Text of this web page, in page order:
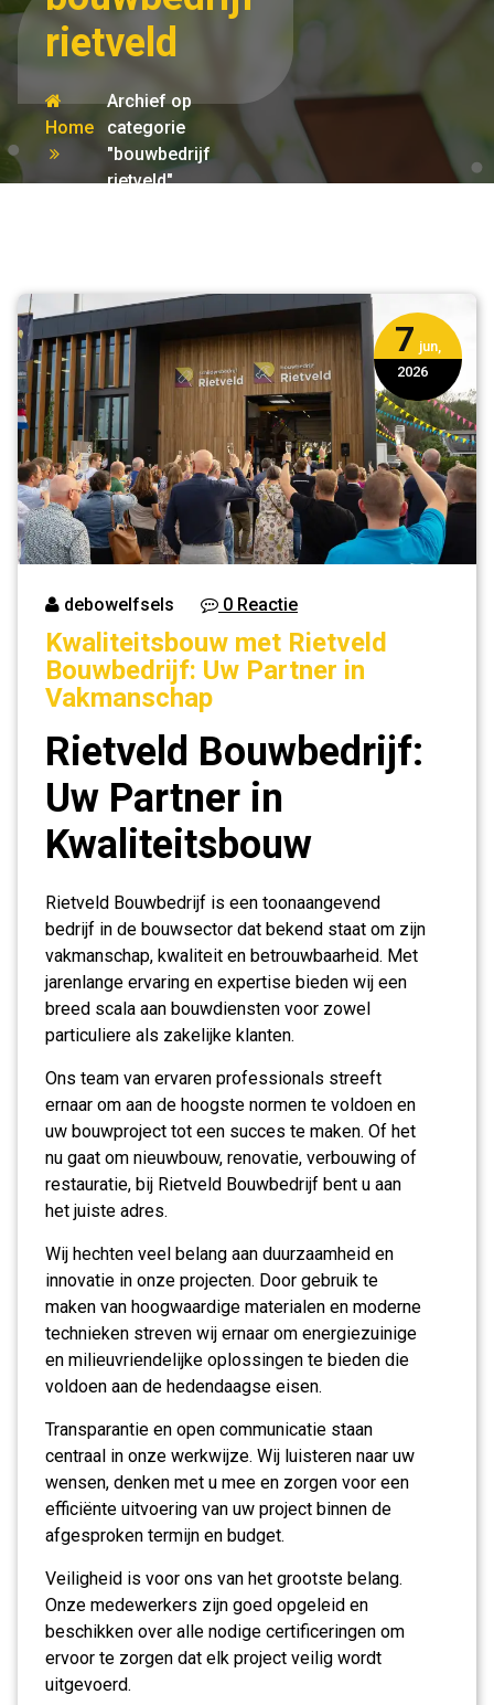
rietveld
Home
Archief op
categorie
"bouwbedrijf
rietveld"
7 jun,
2026
debowelfsels 0 Reactie
Kwaliteitsbouw met Rietveld
Bouwbedrijf: Uw Partner in
Vakmanschap
Rietveld Bouwbedrijf:
Uw Partner in
Kwaliteitsbouw
Rietveld Bouwbedrijf is een toonaangevend
bedrijf in de bouwsector dat bekend staat om zijn
vakmanschap, kwaliteit en betrouwbaarheid. Met
jarenlange ervaring en expertise bieden wij een
breed scala aan bouwdiensten voor zowel
particuliere als zakelijke klanten.
Ons team van ervaren professionals streeft
ernaar om aan de hoogste normen te voldoen en
uw bouwproject tot een succes te maken. Of het
nu gaat om nieuwbouw, renovatie, verbouwing of
restauratie, bij Rietveld Bouwbedrijf bent u aan
het juiste adres.
Wij hechten veel belang aan duurzaamheid en
innovatie in onze projecten. Door gebruik te
maken van hoogwaardige materialen en moderne
technieken streven wij ernaar om energiezuinige
en milieuvriendelijke oplossingen te bieden die
voldoen aan de hedendaagse eisen.
Transparantie en open communicatie staan
centraal in onze werkwijze. Wij luisteren naar uw
wensen, denken met u mee en zorgen voor een
efficiënte uitvoering van uw project binnen de
afgesproken termijn en budget.
Veiligheid is voor ons van het grootste belang.
Onze medewerkers zijn goed opgeleid en
beschikken over alle nodige certificeringen om
ervoor te zorgen dat elk project veilig wordt
uitgevoerd.